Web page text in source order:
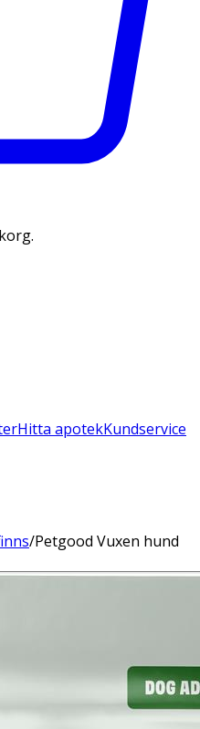
Hitta apotekKundservice
/Petgood Vuxen hund